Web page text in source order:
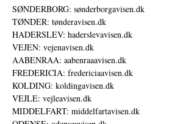
SØNDERBORG: sønderborgavisen.dk
TØNDER: tønderavisen.dk
HADERSLEV: haderslevavisen.dk
VEJEN: vejenavisen.dk
AABENRAA: aabenraaavisen.dk
FREDERICIA: fredericiaavisen.dk
KOLDING: koldingavisen.dk
VEJLE: vejleavisen.dk
MIDDELFART: middelfartavisen.dk